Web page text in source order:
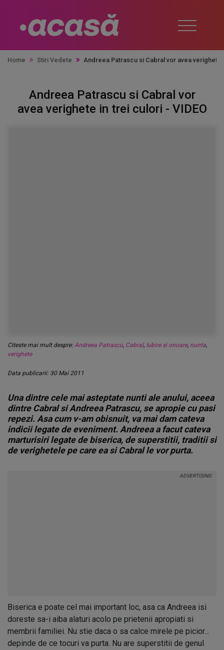
Home Stiri Vedete Andreea Patrascu si Cabral vor avea verighete
Andreea Patrascu si Cabral vor
avea verighete in trei culori - VIDEO
Citeste mai mult despre:Andreea Patrascu, Cabral, Iubire si onoare, nunta,
verighete
Data publicarii: 30 Mai 2011
Una dintre cele mai asteptate nunti ale anului, aceea
dintre Cabral si Andreea Patrascu, se apropie cu pasi
repezi. Asa cum v-am obisnuit, va mai dam cateva
indicii legate de eveniment. Andreea a facut cateva
marturisiri legate de biserica, de superstitii, traditii si
de verighetele pe care ea si Cabral le vor purta.
Biserica e poate cel mai important loc, asa ca Andreea isi
doreste sa-i aiba alaturi acolo pe prietenii apropiati si
membrii familiei. Nu stie daca o sa calce mirele pe picior...
depinde de ce tocuri va purta. Nu are superstitii de genul